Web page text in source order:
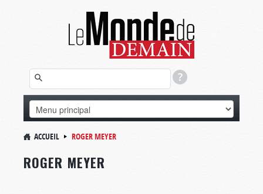
ACCUEIL ROGER MEYER
ROGER MEYER